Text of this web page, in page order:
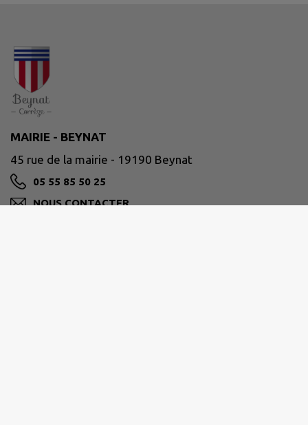
MAIRIE - BEYNAT
45 rue de la mairie - 19190 Beynat
05 55 85 50 25
NOUS CONTACTER